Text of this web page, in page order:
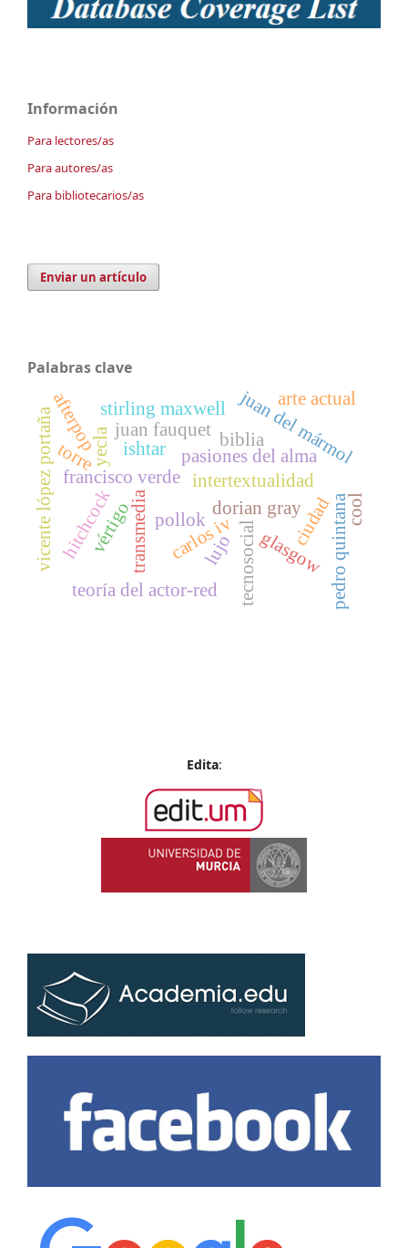
Información
Para lectores/as
Para autores/as
Para bibliotecarios/as
Enviar un artículo
Palabras clave
pasiones del alma
francisco verde
dorian gray
intertextualidad
ishtar biblia
transmedia tecnosocial
teoría del actor-red
juan del mármol
carlos iv
vicente lópez portaña pedro quintana
vértigo
juan fauquet
pollok
stirling maxwell
glasgow
ciudad
yecla
lujo
hitchcock
afterpop
cool
arte actual
torre
Edita: